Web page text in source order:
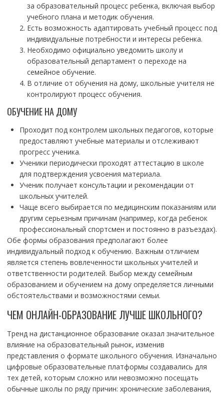
за образовательный процесс ребенка, включая выбор
учебного плана и методик обучения.
Есть возможность адаптировать учебный процесс под
индивидуальные потребности и интересы ребенка.
Необходимо официально уведомить школу и
образовательный департамент о переходе на
семейное обучение.
В отличие от обучения на дому, школьные учителя не
контролируют процесс обучения.
ОБУЧЕНИЕ НА ДОМУ
Проходит под контролем школьных педагогов, которые
предоставляют учебные материалы и отслеживают
прогресс ученика.
Ученики периодически проходят аттестацию в школе
для подтверждения усвоения материала.
Ученик получает консультации и рекомендации от
школьных учителей.
Чаще всего выбирается по медицинским показаниям или
другим серьезным причинам (например, когда ребенок
профессиональный спортсмен и постоянно в разъездах).
Обе формы образования предполагают более
индивидуальный подход к обучению. Важным отличием
является степень вовлеченности школьных учителей и
ответственности родителей. Выбор между семейным
образованием и обучением на дому определяется личными
обстоятельствами и возможностями семьи.
ЧЕМ ОНЛАЙН-ОБРАЗОВАНИЕ ЛУЧШЕ ШКОЛЬНОГО?
Тренд на дистанционное образование оказал значительное
влияние на образовательный рынок, изменив
представления о формате школьного обучения. Изначально
цифровые образовательные платформы создавались для
тех детей, которым сложно или невозможно посещать
обычные школы по ряду причин: хронические заболевания,